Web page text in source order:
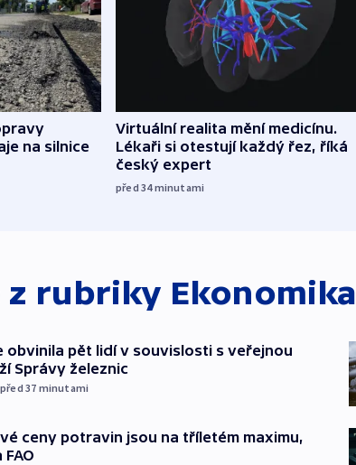
na silnice
Virtuální realita mění medicínu.
Lékaři si otestují každý řez, říká
český expert
před 34minutami
z rubriky Ekonomika
obvinila pět lidí v souvislosti s veřejnou
Správy železnic
před 37 minutami
ceny potravin jsou na tříletém maximu,